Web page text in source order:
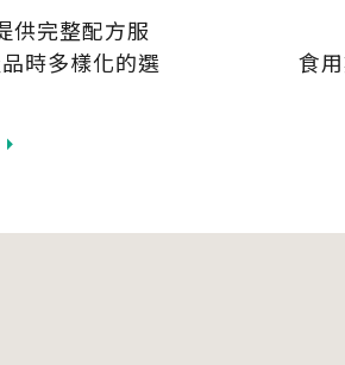
供完整配方服
時多樣化的選
食